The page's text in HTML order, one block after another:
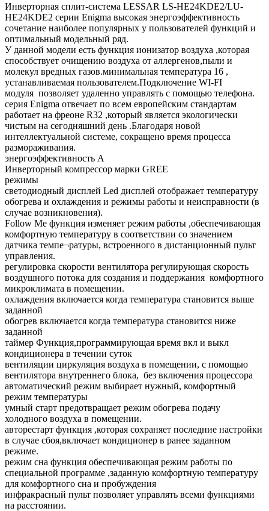
Инверторная сплит-система LESSAR LS-HE24KDE2/LU-
HE24KDE2 серии Enigma высокая энергоэффективность
сочетание наиболее популярных у пользователей функций и
оптимальный модельный ряд.
У данной модели есть функция ионизатор воздуха ,которая
способствует очищению воздуха от аллергенов,пыли и
молекул вредных газов.минимальная температура 16 ,
устанавливаемая пользователем.Подключение WI-FI
модуля позволяет удаленно управлять с помощью телефона.
серия Enigma отвечает по всем европейским стандартам
работает на фреоне R32 ,который является экологически
чистым на сегодняшний день .Благодаря новой
интеллектуальной системе, сокращено время процесса
размораживания.
энергоэффективность А
Инверторный компрессор марки GREE
режимы
светодиодный дисплей Led дисплей отображает температуру
обогрева и охлаждения и режимы работы и неисправности (в
случае возникновения).
Follow Me функция изменяет режим работы ,обеспечивающая
комфортную температуру в соответствии со значением
датчика темпе¬ратуры, встроенного в дистанционный пульт
управления.
регулировка скорости вентилятора регулирующая скорость
воздушного потока для создания и поддержания комфортного
микроклимата в помещении.
охлаждения включается когда температура становится выше
заданной
обогрев включается когда температура становится ниже
заданной
таймер Функция,программирующая время вкл и выкл
кондиционера в течении суток
вентиляции циркуляция воздуха в помещении, с помощью
вентилятора внутреннего блока, без включения процессора
автоматический режим выбирает нужный, комфортный
режим температуры
умный старт предотвращает режим обогрева подачу
холодного воздуха в помещении.
авторестарт функция ,которая сохраняет последние настройки
в случае сбоя,включает кондиционер в ранее заданном
режиме.
режим сна функция обеспечивающая режим работы по
специальной программе ,заданную комфортную температуру
для комфортного сна и пробуждения
инфракрасный пульт позволяет управлять всеми функциями
на расстоянии.